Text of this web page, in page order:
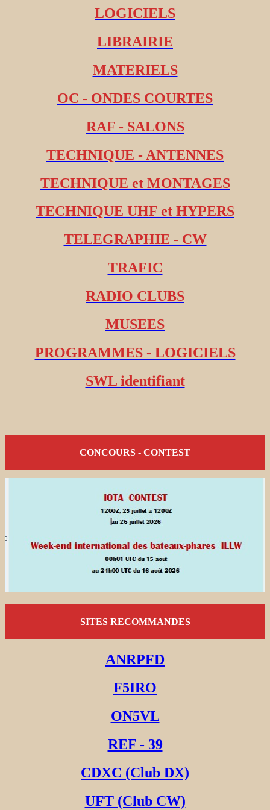
LOGICIELS
LIBRAIRIE
MATERIELS
OC - ONDES COURTES
RAF - SALONS
TECHNIQUE - ANTENNES
TECHNIQUE et MONTAGES
TECHNIQUE UHF et HYPERS
TELEGRAPHIE - CW
TRAFIC
RADIO CLUBS
MUSEES
PROGRAMMES - LOGICIELS
SWL identifiant
CONCOURS - CONTEST
SITES RECOMMANDES
ANRPFD
F5IRO
ON5VL
REF - 39
CDXC (Club DX)
UFT (Club CW)